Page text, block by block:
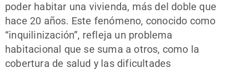
poder habitar una vivienda, más del doble que
hace 20 años. Este fenómeno, conocido como
“inquilinización”, refleja un problema
habitacional que se suma a otros, como la
cobertura de salud y las dificultades